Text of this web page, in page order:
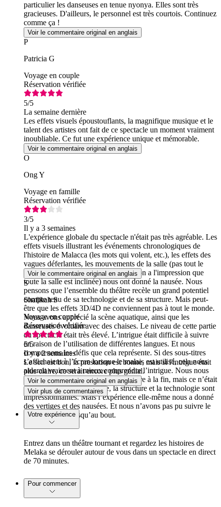
particulier les danseuses en tenue nyonya. Elles sont très
gracieuses. D'ailleurs, le personnel est très courtois. Continuez
comme ça !
Voir le commentaire original en anglais
P
Patricia G
Voyage en couple
Réservation vérifiée
5/5
La semaine dernière
Les effets visuels époustouflants, la magnifique musique et le
talent des artistes ont fait de ce spectacle un moment vraiment
inoubliable. Ce fut une expérience unique et mémorable.
Voir le commentaire original en anglais
O
Ong Y
Voyage en famille
Réservation vérifiée
3/5
Il y a 3 semaines
L'expérience globale du spectacle n'était pas très agréable. Les
effets visuels illustrant les événements chronologiques de
l'histoire de Malacca (les mots qui volent, etc.), les effets des
vagues déferlantes, les mouvements de la salle (pas tout le
temps, mais surtout dans la partie où on a l'impression que
toute la salle est inclinée) nous ont donné la nausée. Nous
pensons que l’ensemble du théâtre recèle un grand potentiel
compte tenu de sa technologie et de sa structure. Mais peut-
être que les effets 3D/4D ne conviennent pas à tout le monde.
Nous avons apprécié la scène aquatique, ainsi que les
danseuses évoluant avec des chaises. Le niveau de cette partie
du spectacle était très élevé. L’intrigue était difficile à suivre
en raison de l’utilisation de différentes langues. Et nous
comprenons les défis que cela représente. Si des sous-titres
s’affichaient à l’écran lorsque le malais est utilisé, cela nous
aiderait vraiment à mieux comprendre l’intrigue. Nous nous
attendions à un crescendo spectaculaire à la fin, mais ce n’était
pas le cas. Dans l’ensemble, la structure et la technologie sont
impressionnantes. Mais l’expérience elle-même nous a donné
des vertiges et des nausées. Et nous n’avons pas pu suivre le
fil de l’intrigue jusqu’au bout.
Voir le commentaire original en anglais
S
Shafikah S
Voyage en couple
Réservation vérifiée
5/5
Il y a 2 semaines
Le son est bon, la prestation est bonne, mais si l'intrigue était
plus claire, ce serait encore plus génial.
Voir le commentaire original en anglais
Voir plus de commentaires
Votre expérience
Entrez dans un théâtre tournant et regardez les histoires de
Melaka se dérouler autour de vous dans un spectacle en direct
de 70 minutes.
Pour commencer